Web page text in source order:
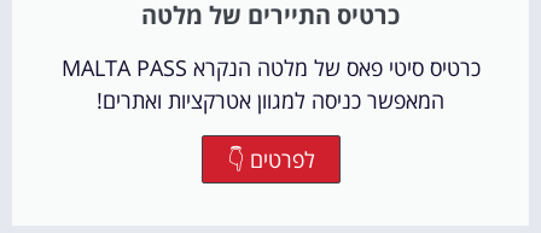
כרטיס התיירים של מלטה
כרטיס סיטי פאס של מלטה הנקרא MALTA PASS
המאפשר כניסה למגוון אטרקציות ואתרים!
לפרטים 👇